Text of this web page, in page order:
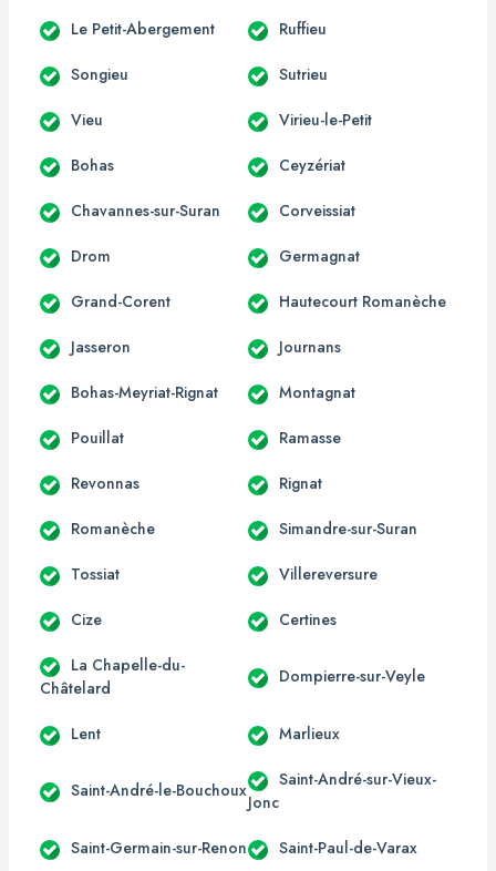
Le Petit-Abergement Ruffieu
Songieu Sutrieu
Vieu Virieu-le-Petit
Bohas Ceyzériat
Chavannes-sur-Suran Corveissiat
Drom Germagnat
Grand-Corent Hautecourt Romanèche
Jasseron Journans
Bohas-Meyriat-Rignat Montagnat
Pouillat Ramasse
Revonnas Rignat
Romanèche Simandre-sur-Suran
Tossiat Villereversure
Cize Certines
La Chapelle-du-
Châtelard
Dompierre-sur-Veyle
Lent Marlieux
Saint-André-le-Bouchoux
Saint-André-sur-Vieux-
Jonc
Saint-Germain-sur-Renon Saint-Paul-de-Varax